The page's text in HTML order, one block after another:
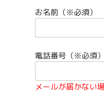
お名前（※必須）
電話番号（※必須）
メールが届かない